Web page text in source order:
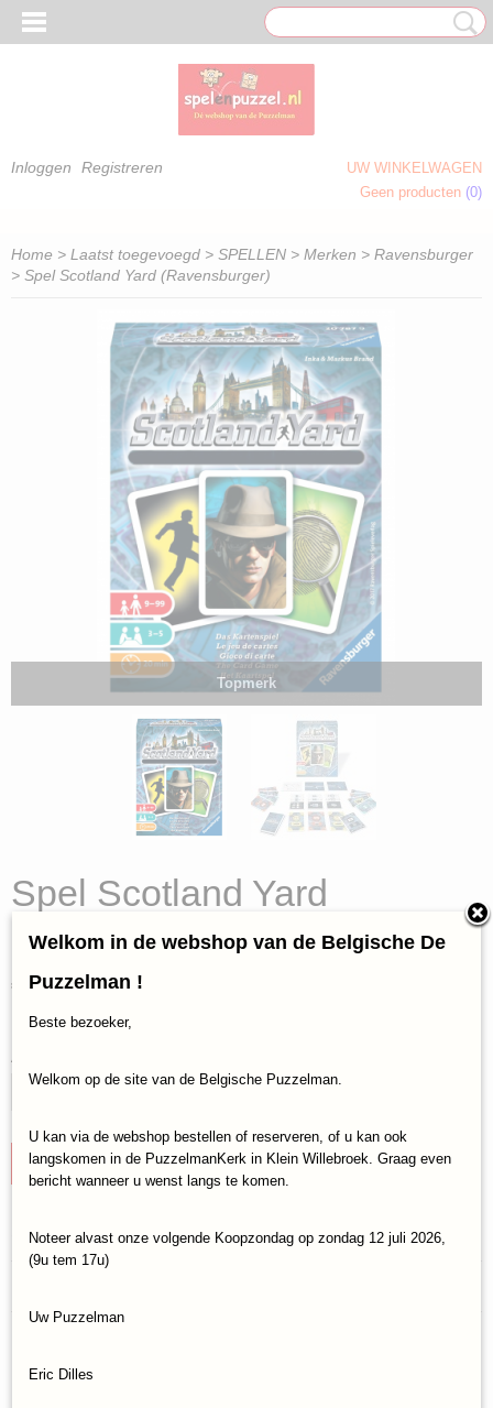
Inloggen Registreren
UW WINKELWAGEN
Geen producten (0)
Home > Laatst toegevoegd > SPELLEN > Merken > Ravensburger
> Spel Scotland Yard (Ravensburger)
Topmerk
Spel Scotland Yard
(Ravensburger)
€ 12,95 (inclusief btw 21%)
Op voorraad
Aantal
IN WINKELWAGEN
Specificaties
Productcode
EAN code
Welkom in de webshop van de Belgische De
Puzzelman !
Beste bezoeker,
Welkom op de site van de Belgische Puzzelman.
U kan via de webshop bestellen of reserveren, of u kan ook
langskomen in de PuzzelmanKerk in Klein Willebroek. Graag even
bericht wanneer u wenst langs te komen.
Noteer alvast onze volgende Koopzondag op zondag 12 juli 2026,
(9u tem 17u)
Uw Puzzelman
Eric Dilles